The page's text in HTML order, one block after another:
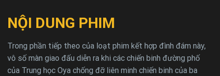
NỘI DUNG PHIM
Trong phần tiếp theo của loạt phim kết hợp đình đám này,
vô số màn giao đấu diễn ra khi các chiến binh đường phố
của Trung học Oya chống đỡ liên minh chiến binh của ba